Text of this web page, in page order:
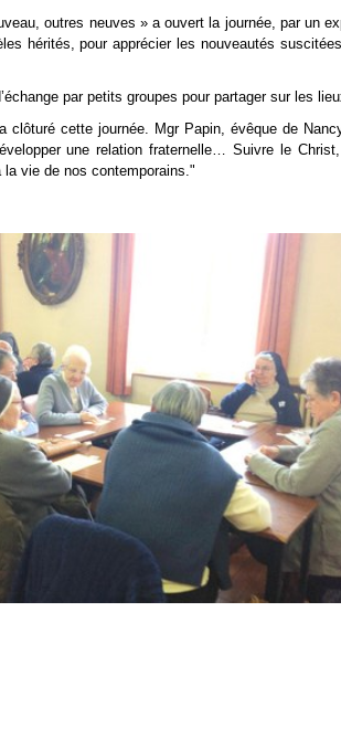
outres neuves » a ouvert la journée, par un
hérités, pour apprécier les nouveautés
par petits groupes pour partager sur les
clôturé cette journée. Mgr Papin, évêque de
une relation fraternelle… Suivre le
vie de nos contemporains."